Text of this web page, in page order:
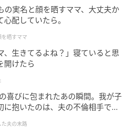
なかったのです。
員で右も左もわからない
て憧れの気持ちが強くなり
せん。だからこそ、自分だけ
込んでしまっていたのだと思
取ることも大切ですが、それ
極める視点も忘れないよう
実名と顔を晒すママ、大丈夫か
心配していたら。
を晒すママ
生きてるよね？」寝ていると思
開けたら
びに包まれたあの瞬間。我が子
に抱いたのは、夫の不倫相手でし
た夫の末路